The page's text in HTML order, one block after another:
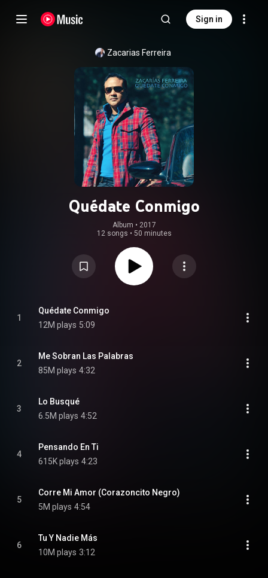
Sign in
Zacarias Ferreira
Quédate Conmigo
Album • 2017
12 songs • 50 minutes
1
Quédate Conmigo
12M plays 5:09
2
Me Sobran Las Palabras
85M plays 4:32
3
Lo Busqué
6.5M plays 4:52
4
Pensando En Ti
615K plays 4:23
5
Corre Mi Amor (Corazoncito Negro)
5M plays 4:54
6
Tu Y Nadie Más
10M plays 3:12